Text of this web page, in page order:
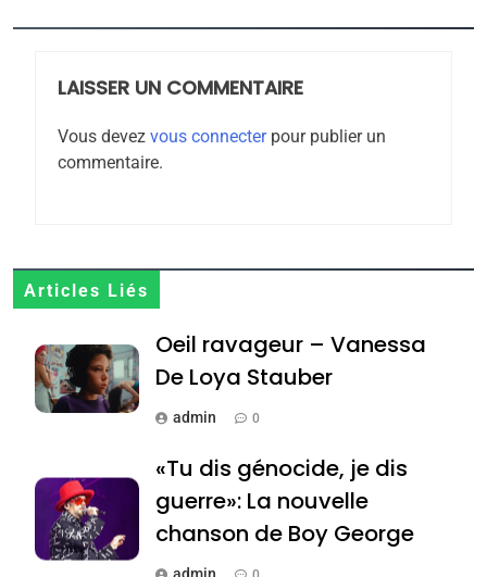
LAISSER UN COMMENTAIRE
Vous devez vous connecterpour publier un
commentaire.
Articles Liés
Oeil ravageur – Vanessa
De Loya Stauber
admin 0
«Tu dis génocide, je dis
guerre»: La nouvelle
chanson de Boy George
admin
FIÈRE, DIGNE ET RÉSILIENTE :
MA JUDAÏTE par Thérèse
ISRAÉL JUDAISME
7
8
Tafraout, le miel de Tadla
Azilal consacrés produits
du terroir
DAFINA MAROC
Oeil ravageur – Vanessa
De Loya Stauber